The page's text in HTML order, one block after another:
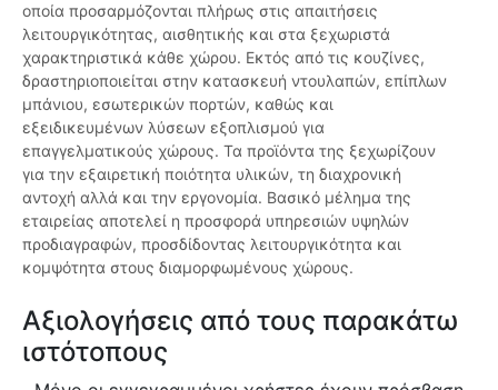
οποία προσαρμόζονται πλήρως στις απαιτήσεις
λειτουργικότητας, αισθητικής και στα ξεχωριστά
χαρακτηριστικά κάθε χώρου. Εκτός από τις κουζίνες,
δραστηριοποιείται στην κατασκευή ντουλαπών, επίπλων
μπάνιου, εσωτερικών πορτών, καθώς και
εξειδικευμένων λύσεων εξοπλισμού για
επαγγελματικούς χώρους. Τα προϊόντα της ξεχωρίζουν
για την εξαιρετική ποιότητα υλικών, τη διαχρονική
αντοχή αλλά και την εργονομία. Βασικό μέλημα της
εταιρείας αποτελεί η προσφορά υπηρεσιών υψηλών
προδιαγραφών, προσδίδοντας λειτουργικότητα και
κομψότητα στους διαμορφωμένους χώρους.
Αξιολογήσεις από τους παρακάτω
ιστότοπους